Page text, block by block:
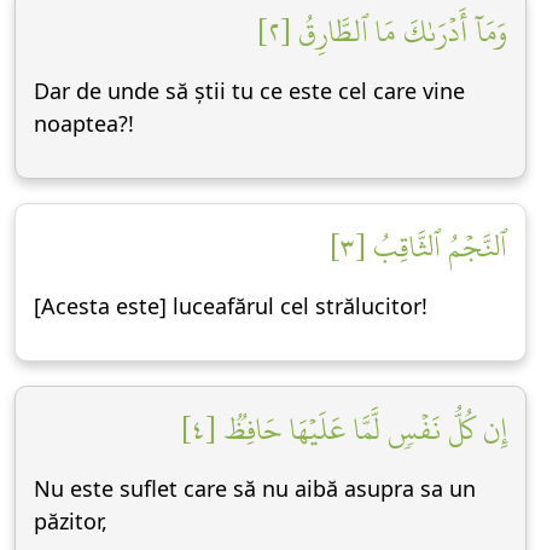
وَمَآ أَدۡرَىٰكَ مَا ٱلطَّارِقُ [٢]
Dar de unde să știi tu ce este cel care vine
noaptea?!
ٱلنَّجۡمُ ٱلثَّاقِبُ [٣]
[Acesta este] luceafărul cel strălucitor!
إِن كُلُّ نَفۡسٖ لَّمَّا عَلَيۡهَا حَافِظٞ [٤]
Nu este suflet care să nu aibă asupra sa un
păzitor,